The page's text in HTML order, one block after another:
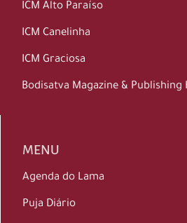
ICM Alto Paraíso
ICM Canelinha
ICM Graciosa
Bodisatva Magazine & Publishing
MENU
Agenda do Lama
Puja Diário